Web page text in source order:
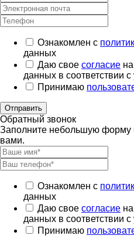
Ознакомлен с
данных
Даю свое согласие
данных в соответствии
Принимаю
Отправить
Обратный звонок
Заполните небольшую форму
вами.
Ознакомлен с
данных
Даю свое согласие
данных в соответствии
Принимаю